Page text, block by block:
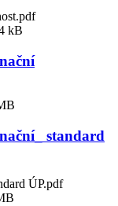
kB
standard
ÚP.pdf